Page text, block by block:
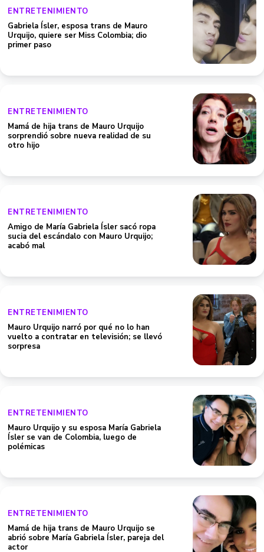
ENTRETENIMIENTO
Gabriela Ísler, esposa trans de Mauro
Urquijo, quiere ser Miss Colombia; dio
primer paso
ENTRETENIMIENTO
Mamá de hija trans de Mauro Urquijo
sorprendió sobre nueva realidad de su
otro hijo
ENTRETENIMIENTO
Amigo de María Gabriela Ísler sacó ropa
sucia del escándalo con Mauro Urquijo;
acabó mal
ENTRETENIMIENTO
Mauro Urquijo narró por qué no lo han
vuelto a contratar en televisión; se llevó
sorpresa
ENTRETENIMIENTO
Mauro Urquijo y su esposa María Gabriela
Ísler se van de Colombia, luego de
polémicas
ENTRETENIMIENTO
Mamá de hija trans de Mauro Urquijo se
abrió sobre María Gabriela Ísler, pareja del
actor